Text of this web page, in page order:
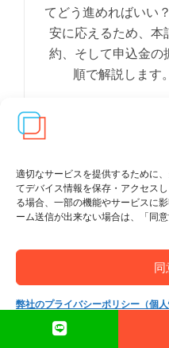
適切なサービスを提供するために
てデバイス情報を保存・アクセス
る場合、一部の機能やサービスに
ーム送信が出来ない場合は、「同
同
弊社のプライバシーポリシー（個
報保護方針）
てどう進めればいい
安に応えるため、本
約、そして申込金の
順で解説します